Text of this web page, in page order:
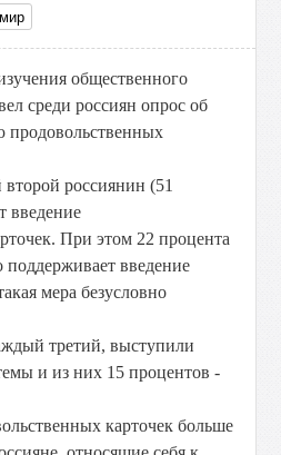
общественного
среди россиян опрос об
россиянин (51
введение
При этом 22 процента
поддерживает введение
мера безусловно
третий, выступили
и из них 15 процентов -
карточек больше